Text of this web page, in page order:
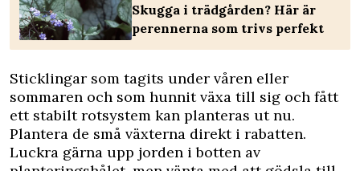
Skugga i trädgården? Här är
perennerna som trivs perfekt
Sticklingar som tagits under våren eller
sommaren och som hunnit växa till sig och fått
ett stabilt rotsystem kan planteras ut nu.
Plantera de små växterna direkt i rabatten.
Luckra gärna upp jorden i botten av